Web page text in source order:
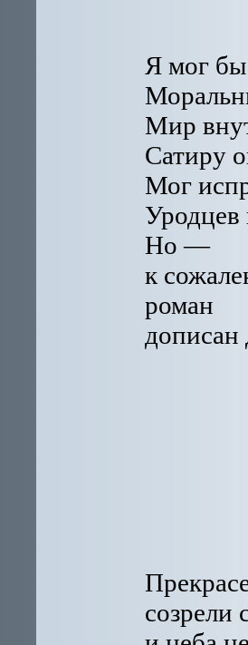
Я мог
Мир
Сатиру
Мог
Уродцев
Но —
к
роман
дописан
созрели